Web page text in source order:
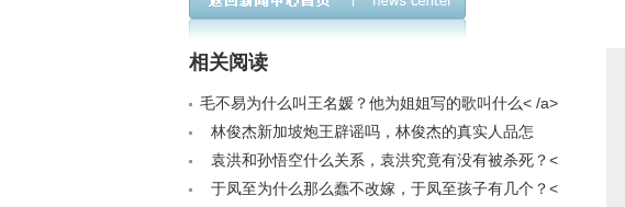
关系？
相关阅读
毛不易为什么叫王名媛？他为姐姐写的歌叫什么< /a>
林俊杰新加坡炮王辟谣吗，林俊杰的真实人品怎
样？< /a>
袁洪和孙悟空什么关系，袁洪究竟有没有被杀死？<
/a> 于凤至为什么那么蠢不改嫁，于凤至孩子有几个？<